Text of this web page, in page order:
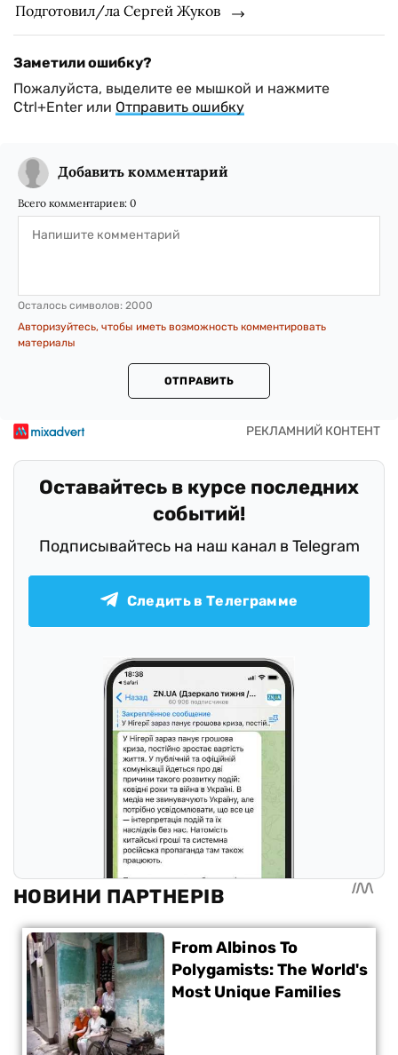
Подготовил/ла Сергей Жуков
Заметили ошибку?
Пожалуйста, выделите ее мышкой и нажмите
Ctrl+Enter или Отправить ошибку
Добавить комментарий
Всего комментариев: 0
Осталось символов: 2000
Авторизуйтесь, чтобы иметь возможность комментировать
материалы
ОТПРАВИТЬ
Оставайтесь в курсе последних
событий!
Подписывайтесь на наш канал в Telegram
Следить в Телеграмме